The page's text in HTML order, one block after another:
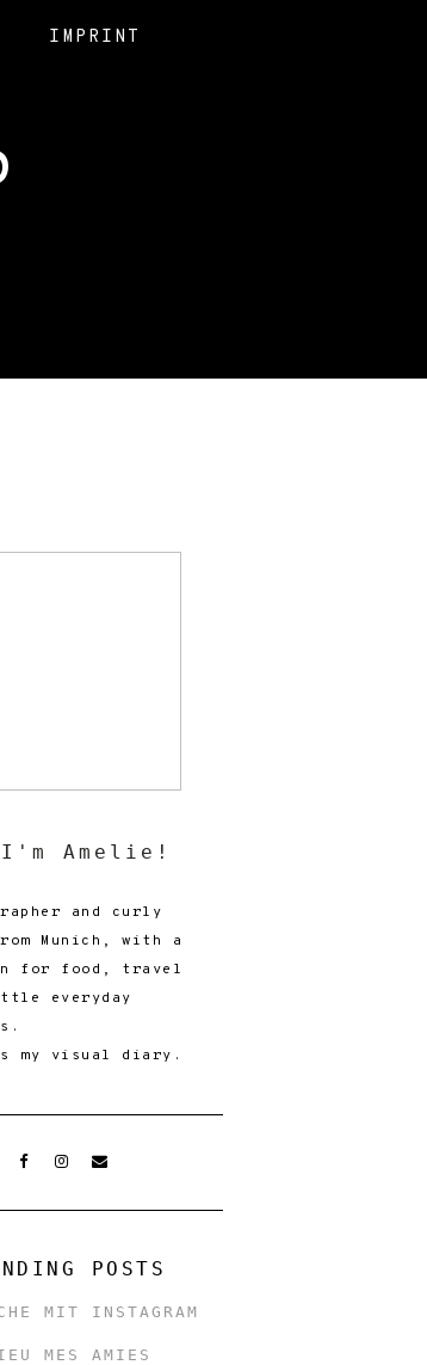
IMPRINT
Amelie!
and curly
Munich, with a
for food, travel
everyday
my visual diary.
POSTS
MIT INSTAGRAM
MES AMIES